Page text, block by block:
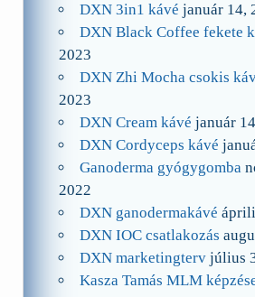
DXN 3in1 kávé január 14,
DXN Black Coffee fekete
2023
DXN Zhi Mocha csokis
2023
DXN Cream kávé január
DXN Cordyceps kávé
Ganoderma gyógygomba
2022
DXN ganodermakávé
DXN IOC csatlakozás
DXN marketingterv július
Kasza Tamás MLM